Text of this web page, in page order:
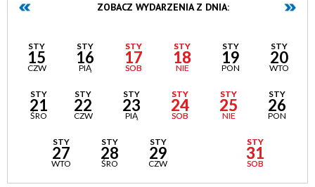
ZOBACZ WYDARZENIA Z DNIA:
STY
15
CZW
STY
16
PIĄ
STY
17
SOB
STY
18
NIE
STY
19
PON
STY
20
WTO
STY
21
ŚRO
STY
22
CZW
STY
23
PIĄ
STY
24
SOB
STY
25
NIE
STY
26
PON
STY
27
WTO
STY
28
ŚRO
STY
29
CZW
STY
31
SOB